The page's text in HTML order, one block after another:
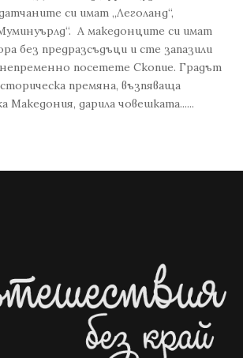
си имат „Леголанд“,
А македонците си имат
без предразсъдъци и сте запазили
посетете Скопие. Градът
премяна, възпяваща
Македония, дарила човешката......